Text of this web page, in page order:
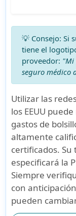
💡 Consejo: Si
tiene el
proveedor: "Mi
seguro médico
Utilizar las
los EEUU
gastos de
altamente
certificados.
especificará la
Siempre
con
pueden